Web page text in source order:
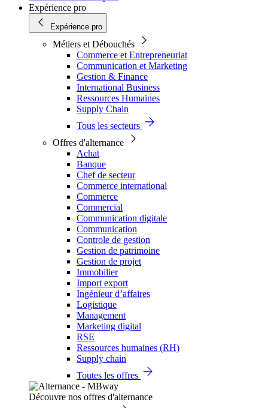
Expérience pro
Expérience pro
Métiers et Débouchés
Commerce et Entrepreneuriat
Communication et Marketing
Gestion & Finance
International Business
Ressources Humaines
Supply Chain
Tous les secteurs
Offres d'alternance
Achat
Banque
Chef de secteur
Commerce international
Commerce
Commercial
Communication digitale
Communication
Controle de gestion
Gestion de patrimoine
Gestion de projet
Immobilier
Import export
Ingénieur d’affaires
Logistique
Management
Marketing digital
RSE
Ressources humaines (RH)
Supply chain
Toutes les offres
Découvre nos offres d'alternance